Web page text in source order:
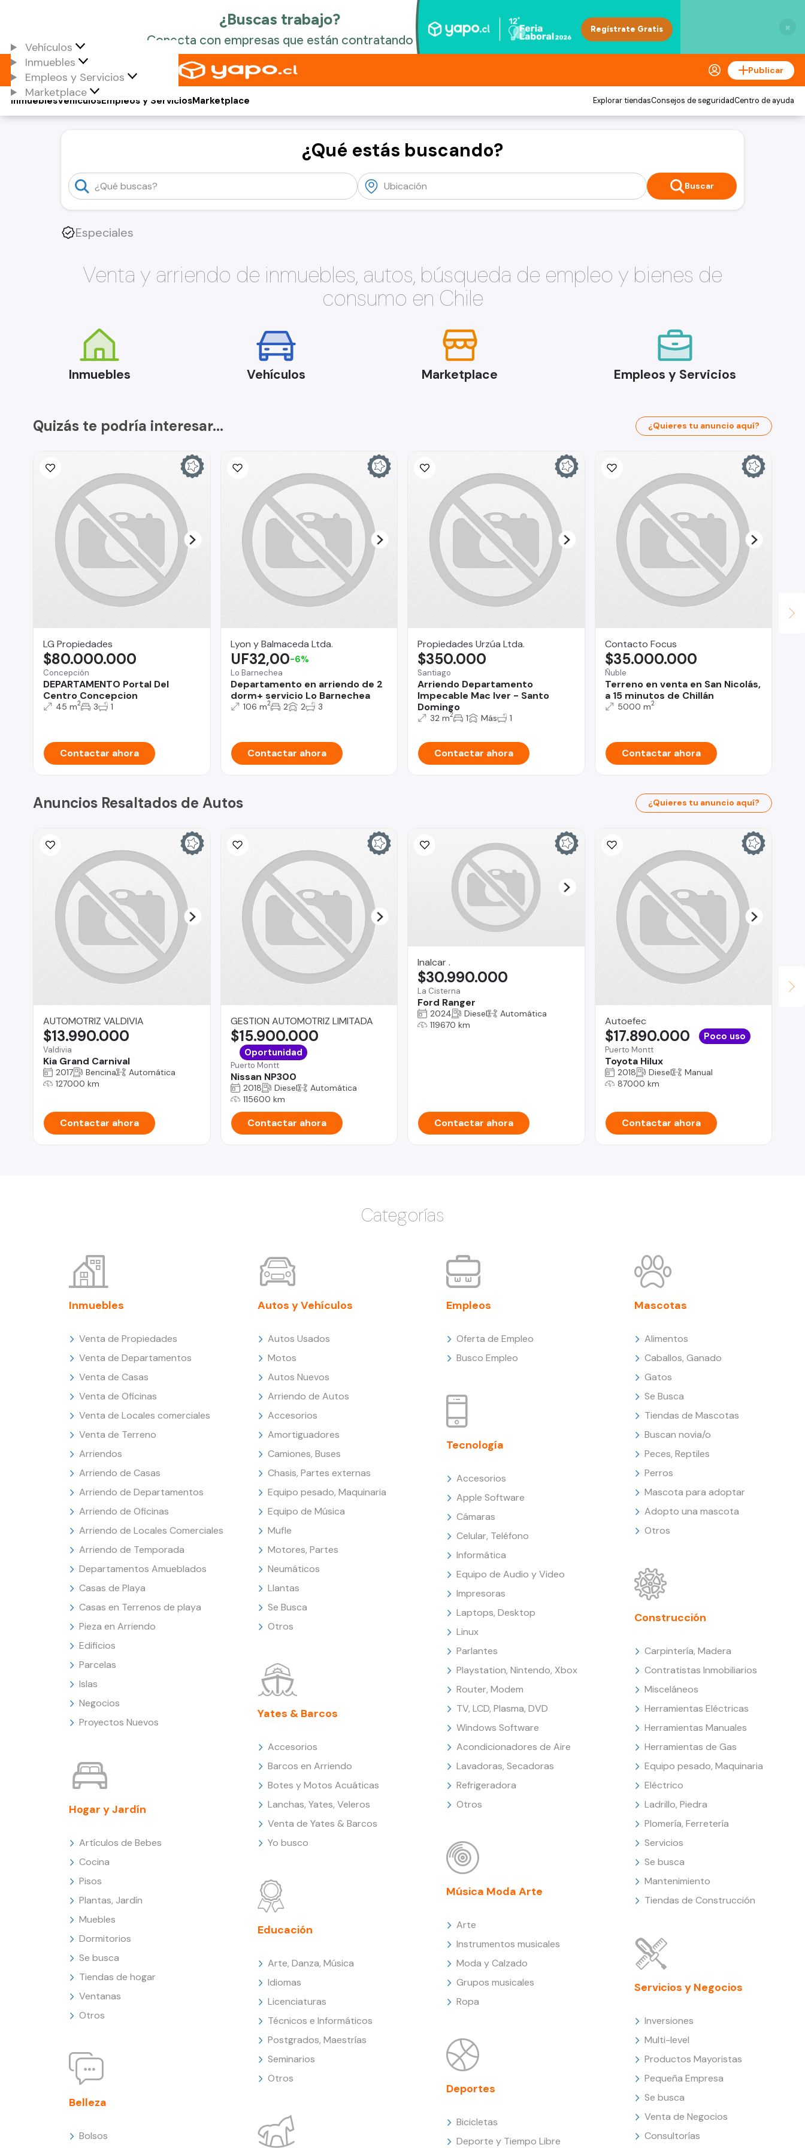
×
Vehículos
Inmuebles
Empleos y Servicios
Marketplace
Publicar
Vehículos
Inmuebles Empleos y ServiciosMarketplace Explorar tiendasConsejos de seguridadCentro de ayuda
¿Qué estás buscando?
Buscar
Especiales
Venta y arriendo de inmuebles, autos, búsqueda de empleo y bienes de
consumo en Chile
Inmuebles Vehículos Marketplace Empleos y Servicios
Quizás te podría interesar... ¿Quieres tu anuncio aquí?
LG Propiedades
Concepción
DEPARTAMENTO Portal Del
Centro Concepcion
$80.000.000
45 m2 3 1
Contactar ahora
Lyon y Balmaceda Ltda.
Lo Barnechea
Departamento en arriendo de 2
dorm+ servicio Lo Barnechea
UF32,00-6%
106 m2 2 2 3
Contactar ahora
Propiedades Urzúa Ltda.
Santiago
Arriendo Departamento
Impecable Mac Iver - Santo
Domingo
$350.000
32 m2 1 Más 1
Contactar ahora
Contacto Focus
Ñuble
Terreno en venta en San Nicolás,
a 15 minutos de Chillán
$35.000.000
5000 m2
Contactar ahora
Anuncios Resaltados de Autos ¿Quieres tu anuncio aquí?
AUTOMOTRIZ VALDIVIA
Valdivia
Kia Grand Carnival
$13.990.000
2017 Bencina
Automática
127000 km
Contactar ahora
GESTION AUTOMOTRIZ LIMITADA
Puerto Montt
Nissan NP300
$15.900.000
Oportunidad
2018 Diesel
Automática
115600 km
Contactar ahora
Inalcar .
La Cisterna
Ford Ranger
$30.990.000
2024 Diesel
Automática
119670 km
Contactar ahora
Autoefec
Puerto Montt
Toyota Hilux
$17.890.000 Poco uso
2018 Diesel
Manual
87000 km
Contactar ahora
Categorías
Inmuebles
Venta de Propiedades
Venta de Departamentos
Venta de Casas
Venta de Oficinas
Venta de Locales comerciales
Venta de Terreno
Arriendos
Arriendo de Casas
Arriendo de Departamentos
Arriendo de Oficinas
Arriendo de Locales Comerciales
Arriendo de Temporada
Departamentos Amueblados
Casas de Playa
Casas en Terrenos de playa
Pieza en Arriendo
Edificios
Parcelas
Islas
Negocios
Proyectos Nuevos
Hogar y Jardín
Artículos de Bebes
Cocina
Pisos
Plantas, Jardín
Muebles
Dormitorios
Se busca
Tiendas de hogar
Ventanas
Otros
Belleza
Bolsos
Autos y Vehículos
Autos Usados
Motos
Autos Nuevos
Arriendo de Autos
Accesorios
Amortiguadores
Camiones, Buses
Chasis, Partes externas
Equipo pesado, Maquinaria
Equipo de Música
Mufle
Motores, Partes
Neumáticos
Llantas
Se Busca
Otros
Yates & Barcos
Accesorios
Barcos en Arriendo
Botes y Motos Acuáticas
Lanchas, Yates, Veleros
Venta de Yates & Barcos
Yo busco
Educación
Arte, Danza, Música
Idiomas
Licenciaturas
Técnicos e Informáticos
Postgrados, Maestrías
Seminarios
Otros
Empleos
Oferta de Empleo
Busco Empleo
Tecnología
Accesorios
Apple Software
Cámaras
Celular, Teléfono
Informática
Equipo de Audio y Video
Impresoras
Laptops, Desktop
Linux
Parlantes
Playstation, Nintendo, Xbox
Router, Modem
TV, LCD, Plasma, DVD
Windows Software
Acondicionadores de Aire
Lavadoras, Secadoras
Refrigeradora
Otros
Música Moda Arte
Arte
Instrumentos musicales
Moda y Calzado
Grupos musicales
Ropa
Deportes
Bicicletas
Deporte y Tiempo Libre
Mascotas
Alimentos
Caballos, Ganado
Gatos
Se Busca
Tiendas de Mascotas
Buscan novia/o
Peces, Reptiles
Perros
Mascota para adoptar
Adopto una mascota
Otros
Construcción
Carpintería, Madera
Contratistas Inmobiliarios
Misceláneos
Herramientas Eléctricas
Herramientas Manuales
Herramientas de Gas
Equipo pesado, Maquinaria
Eléctrico
Ladrillo, Piedra
Plomería, Ferretería
Servicios
Se busca
Mantenimiento
Tiendas de Construcción
Servicios y Negocios
Inversiones
Multi-level
Productos Mayoristas
Pequeña Empresa
Se busca
Venta de Negocios
Consultorías